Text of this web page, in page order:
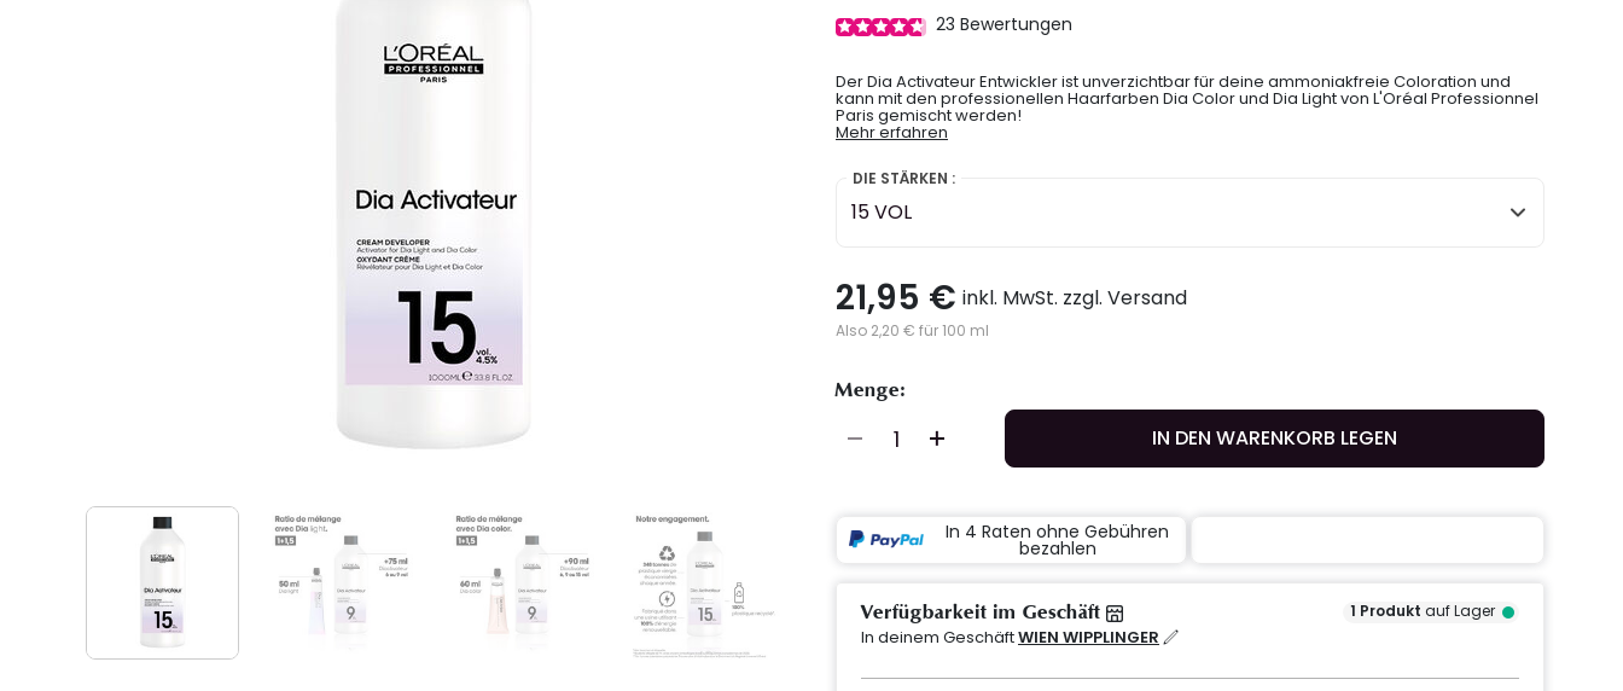
23 Bewertungen
Der Dia Activateur Entwickler ist unverzichtbar für deine ammoniakfreie Coloration und
kann mit den professionellen Haarfarben Dia Color und Dia Light von L'Oréal Professionnel
Paris gemischt werden!
Mehr erfahren
DIE STÄRKEN :
15 VOL
21,95 € inkl. MwSt. zzgl. Versand
Also 2,20 € für 100 ml
Menge:
IN DEN WARENKORB LEGEN
In 4 Raten ohne Gebühren
bezahlen
Verfügbarkeit im Geschäft 1 Produkt auf Lager
In deinem GeschäftWIEN WIPPLINGER